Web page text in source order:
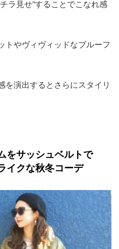
ラ見せ”することでこなれ感
トやヴィヴィッドなブルーフ
を演出するとさらにスタイリ
をサッシュベルトで
イクな秋冬コーデ